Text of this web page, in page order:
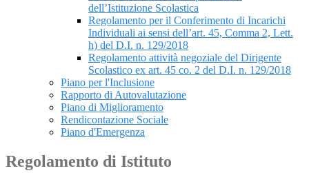
dell’Istituzione Scolastica
Regolamento per il Conferimento di Incarichi
Individuali ai sensi dell’art. 45, Comma 2, Lett.
h) del D.I. n. 129/2018
Regolamento attività negoziale del Dirigente
Scolastico ex art. 45 co. 2 del D.I. n. 129/2018
Piano per l'Inclusione
Rapporto di Autovalutazione
Piano di Miglioramento
Rendicontazione Sociale
Piano d'Emergenza
Regolamento di Istituto